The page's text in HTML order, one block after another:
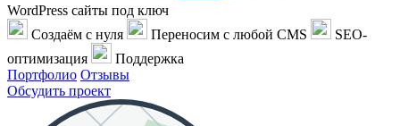
WordPress сайты под ключ
Создаём с нуля
Переносим с любой CMS
SEO-
оптимизация
Поддержка
Портфолио Отзывы
Обсудить проект